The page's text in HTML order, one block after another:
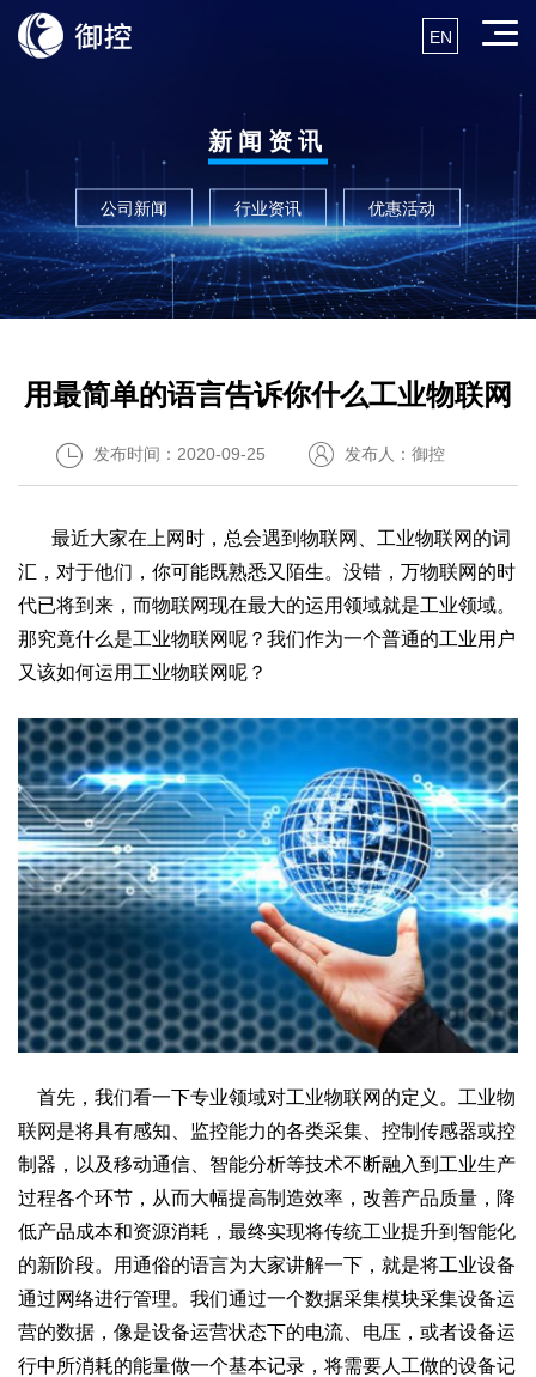
EN
新闻资讯
公司新闻 行业资讯 优惠活动
用最简单的语言告诉你什么工业物联网
发布时间：2020-09-25 发布人：御控
最近大家在上网时，总会遇到物联网、工业物联网的词
汇，对于他们，你可能既熟悉又陌生。没错，万物联网的时
代已将到来，而物联网现在最大的运用领域就是工业领域。
那究竟什么是工业物联网呢？我们作为一个普通的工业用户
又该如何运用工业物联网呢？
首先，我们看一下专业领域对工业物联网的定义。工业物
联网是将具有感知、监控能力的各类采集、控制传感器或控
制器，以及移动通信、智能分析等技术不断融入到工业生产
过程各个环节，从而大幅提高制造效率，改善产品质量，降
低产品成本和资源消耗，最终实现将传统工业提升到智能化
的新阶段。用通俗的语言为大家讲解一下，就是将工业设备
通过网络进行管理。我们通过一个数据采集模块采集设备运
营的数据，像是设备运营状态下的电流、电压，或者设备运
行中所消耗的能量做一个基本记录，将需要人工做的设备记